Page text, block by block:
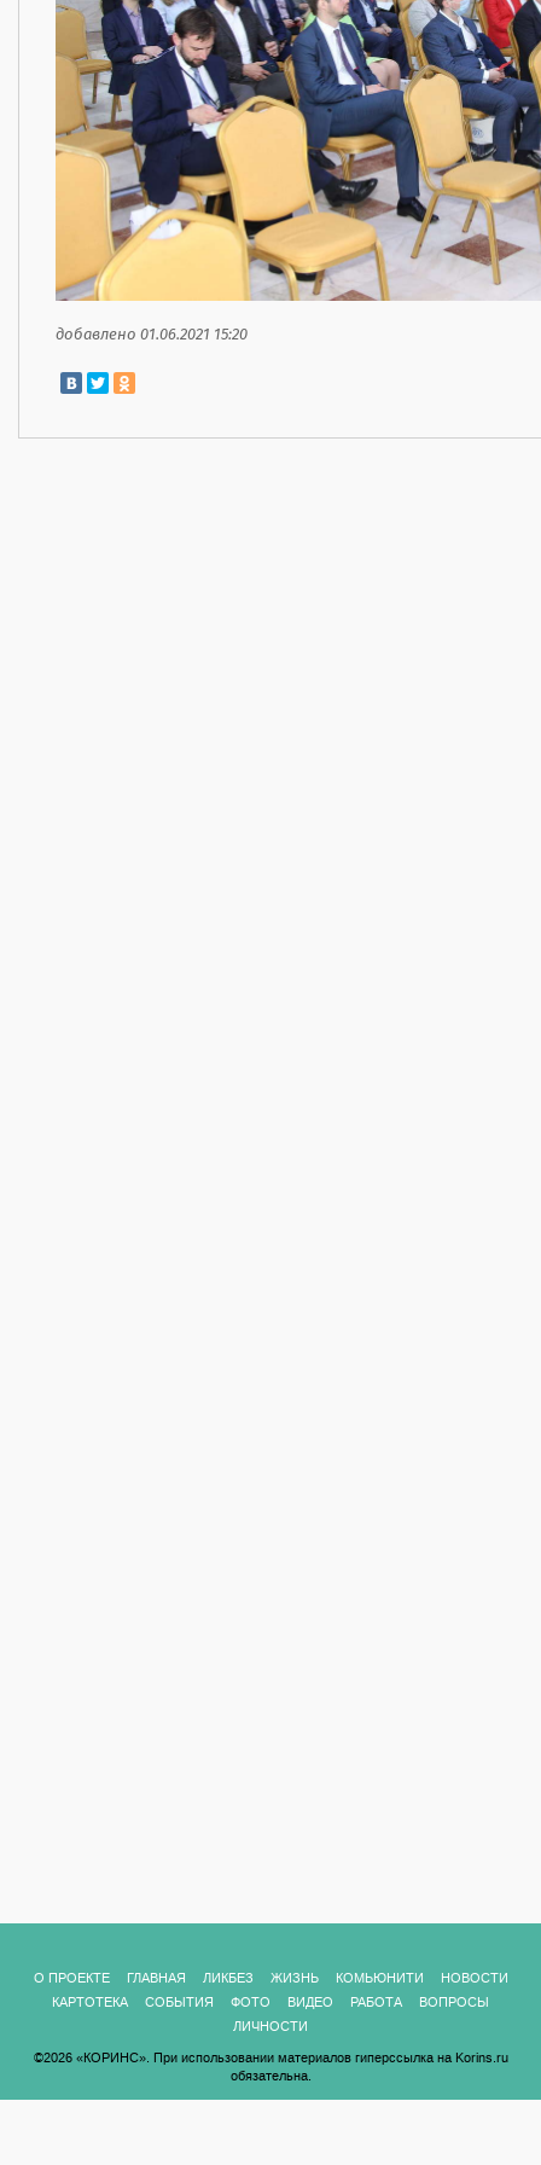
добавлено 01.06.2021 15:20
О ПРОЕКТЕ ГЛАВНАЯ ЛИКБЕЗ ЖИЗНЬ КОМЬЮНИТИ
НОВОСТИ
КАРТОТЕКА
СОБЫТИЯ ФОТО ВИДЕО РАБОТА
ВОПРОСЫ
ЛИЧНОСТИ
©2026 «КОРИНС». При использовании материалов гиперссылка на Korins.ru
обязательна.